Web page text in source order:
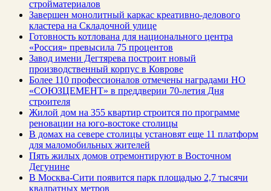
стройматериалов
Завершен монолитный каркас креативно-делового
кластера на Складочной улице
Готовность котлована для национального центра
«Россия» превысила 75 процентов
Завод имени Дегтярева построит новый
производственный корпус в Коврове
Более 110 профессионалов отмечены наградами НО
«СОЮЗЦЕМЕНТ» в преддверии 70-летия Дня
строителя
Жилой дом на 355 квартир строится по программе
реновации на юго-востоке столицы
В домах на севере столицы установят еще 11 платформ
для маломобильных жителей
Пять жилых домов отремонтируют в Восточном
Дегунине
В Москва-Сити появится парк площадью 2,7 тысячи
квадратных метров